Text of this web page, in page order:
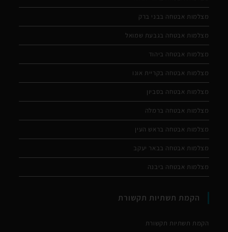
מצלמות אבטחה בבני ברק
מצלמות אבטחה בגבעת שמואל
מצלמות אבטחה ביהוד
מצלמות אבטחה בקריית אונו
מצלמות אבטחה בסביון
מצלמות אבטחה ברמלה
מצלמות אבטחה בראש העין
מצלמות אבטחה בבאר יעקב
מצלמות אבטחה ביבנה
הקמת תשתיות תקשורת
הקמת תשתיות תקשורת